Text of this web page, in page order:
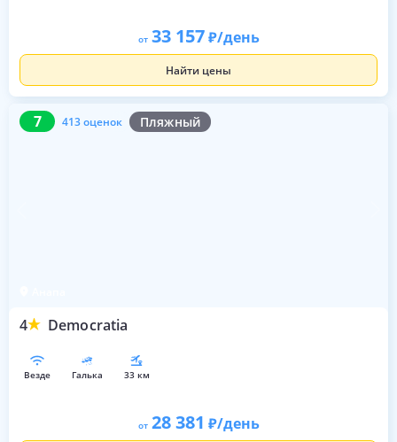
от 33 157 /день
Найти цены
7 413 оценок Пляжный
4 Democratia
7 413 оценок
везде галька 33 км
от 28 381 /день